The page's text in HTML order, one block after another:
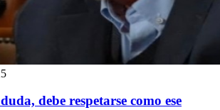
debe respetarse como ese